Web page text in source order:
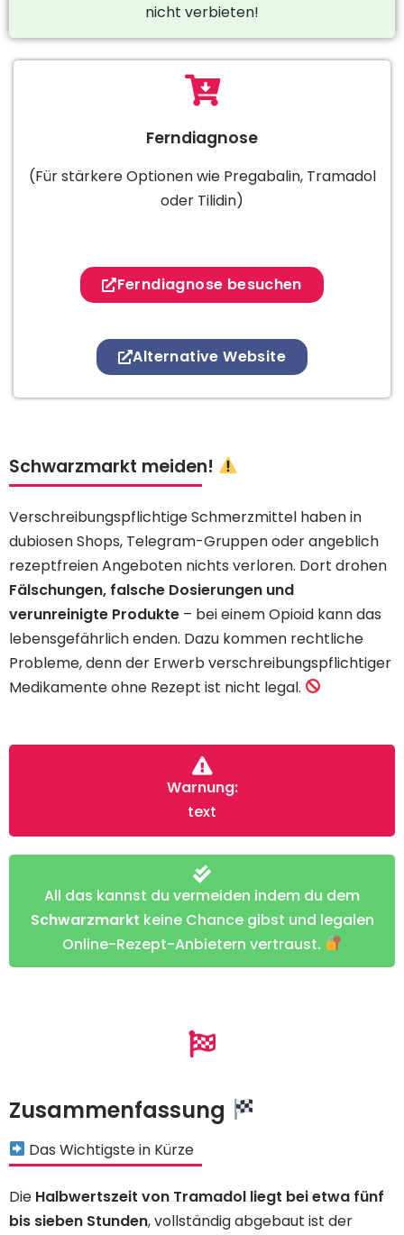
nicht verbieten!
Ferndiagnose
(Für stärkere Optionen wie Pregabalin, Tramadol
oder Tilidin)
Ferndiagnose besuchen
Alternative Website
Schwarzmarkt meiden!
Verschreibungspflichtige Schmerzmittel haben in
dubiosen Shops, Telegram-Gruppen oder angeblich
rezeptfreien Angeboten nichts verloren. Dort drohen
Fälschungen, falsche Dosierungen und
verunreinigte Produkte – bei einem Opioid kann das
lebensgefährlich enden. Dazu kommen rechtliche
Probleme, denn der Erwerb verschreibungspflichtiger
Medikamente ohne Rezept ist nicht legal.
Warnung:
text
All das kannst du vermeiden indem du dem
Schwarzmarkt keine Chance gibst und legalen
Online-Rezept-Anbietern vertraust.
Zusammenfassung
Das Wichtigste in Kürze
Die Halbwertszeit von Tramadol liegt bei etwa fünf
bis sieben Stunden, vollständig abgebaut ist der